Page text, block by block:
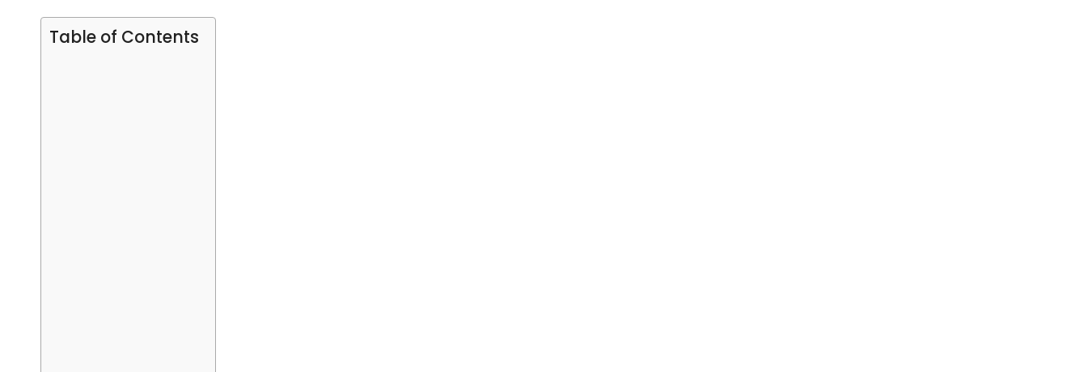
Table of Contents